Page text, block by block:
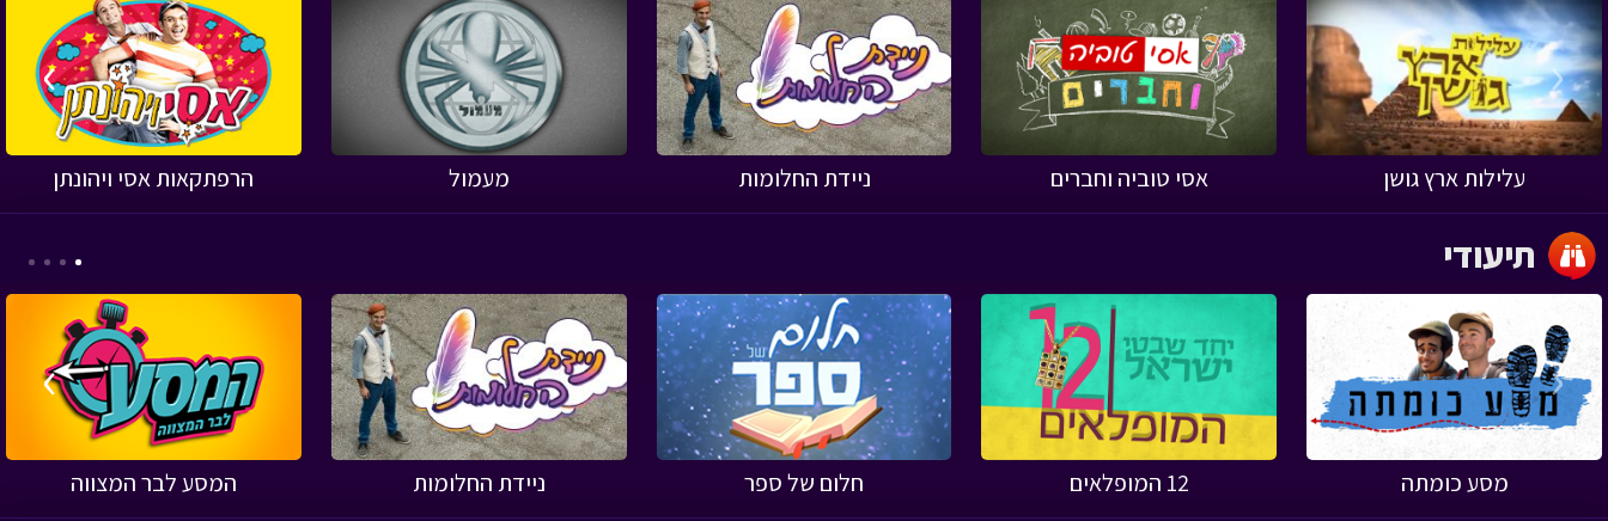
עלילות ארץ גושן אסי טוביה וחברים ניידת החלומות מעמול הרפתקאות אסי ויהונתן
‹
›
מסע כומתה 12 המופלאים חלום של ספר ניידת החלומות המסע לבר המצווה
‹
›